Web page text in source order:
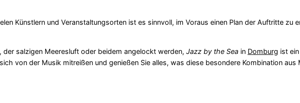
Künstlern und Veranstaltungsorten ist es sinnvoll, im Voraus einen Plan der Auftritte zu
salzigen Meeresluft oder beidem angelockt werden, Jazz by the Seain Domburg ist
von der Musik mitreißen und genießen Sie alles, was diese besondere Kombination aus